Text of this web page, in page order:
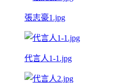
張志豪1.jpg
代言人1-1.jpg